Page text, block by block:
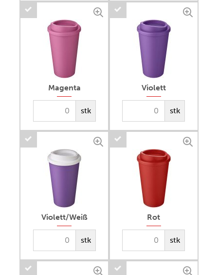
Magenta
stk
Violett
stk
Violett/Weiß
stk
Rot
stk